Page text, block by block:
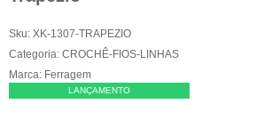
Sku: XK-1307-TRAPEZIO
Categoria: CROCHÊ-FIOS-LINHAS
Marca: Ferragem
LANÇAMENTO